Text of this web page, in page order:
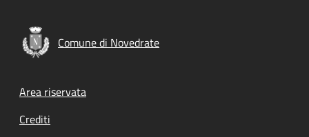
Comune di Novedrate
Footer menu
Area riservata
Crediti